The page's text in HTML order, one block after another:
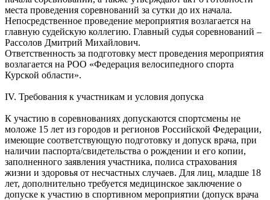
места проведения соревнований за сутки до их начала.
Непосредственное проведение мероприятия возлагается на
главную судейскую коллегию. Главный судья соревнований –
Рассолов Дмитрий Михайлович.
Ответственность за подготовку мест проведения мероприятия
возлагается на РОО «Федерация велосипедного спорта
Курской области».
IV. Требования к участникам и условия допуска
К участию в соревнованиях допускаются спортсмены не
моложе 15 лет из городов и регионов Российской Федерации,
имеющие соответствующую подготовку и допуск врача, при
наличии паспорта/свидетельства о рождении и его копии,
заполненного заявления участника, полиса страхования
жизни и здоровья от несчастных случаев. Для лиц, младше 18
лет, дополнительно требуется медицинское заключение о
допуске к участию в спортивном мероприятии (допуск врача